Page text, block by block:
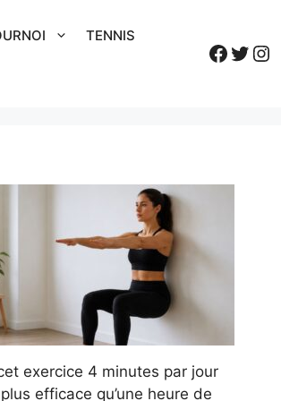
TENNIS
exercice 4 minutes par jour
efficace qu’une heure de